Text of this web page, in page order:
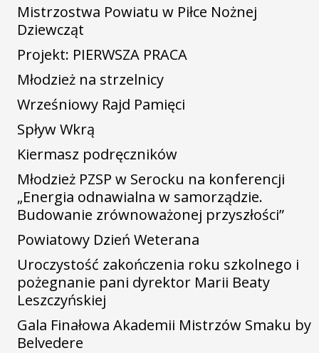
Mistrzostwa Powiatu w Piłce Nożnej
Dziewcząt
Projekt: PIERWSZA PRACA
Młodzież na strzelnicy
Wrześniowy Rajd Pamięci
Spływ Wkrą
Kiermasz podręczników
Młodzież PZSP w Serocku na konferencji
„Energia odnawialna w samorządzie.
Budowanie zrównoważonej przyszłości”
Powiatowy Dzień Weterana
Uroczystość zakończenia roku szkolnego i
pożegnanie pani dyrektor Marii Beaty
Leszczyńskiej
Gala Finałowa Akademii Mistrzów Smaku by
Belvedere